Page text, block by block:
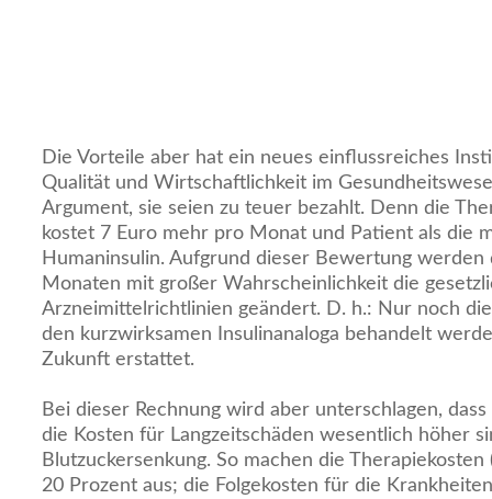
Die Vorteile aber hat ein neues einflussreiches
Qualität und Wirtschaftlichkeit im
Argument, sie seien zu teuer bezahlt. Denn die
kostet 7 Euro mehr pro Monat und Patient als die
Humaninsulin. Aufgrund dieser Bewertung werden
Monaten mit großer Wahrscheinlichkeit die
Arzneimittelrichtlinien geändert. D. h.: Nur noch
den kurzwirksamen Insulinanaloga behandelt
Zukunft erstattet.
Bei dieser Rechnung wird aber unterschlagen,
die Kosten für Langzeitschäden wesentlich höher
Blutzuckersenkung. So machen die
20 Prozent aus; die Folgekosten für die